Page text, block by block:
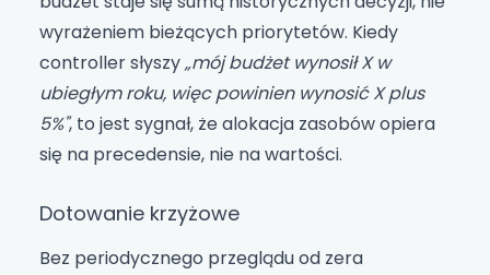
wyrażeniem bieżących priorytetów. Kiedy
controller słyszy„mój budżet wynosił X w
ubiegłym roku, więc powinien wynosić X plus
5%", to jest sygnał, że alokacja zasobów opiera
się na precedensie, nie na wartości.
Dotowanie krzyżowe
Bez periodycznego przeglądu od zera